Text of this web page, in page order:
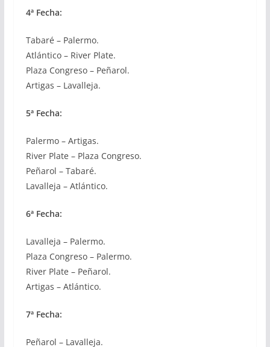
4ª Fecha:
Tabaré – Palermo.
Atlántico – River Plate.
Plaza Congreso – Peñarol.
Artigas – Lavalleja.
5ª Fecha:
Palermo – Artigas.
River Plate – Plaza Congreso.
Peñarol – Tabaré.
Lavalleja – Atlántico.
6ª Fecha:
Lavalleja – Palermo.
Plaza Congreso – Palermo.
River Plate – Peñarol.
Artigas – Atlántico.
7ª Fecha:
Peñarol – Lavalleja.